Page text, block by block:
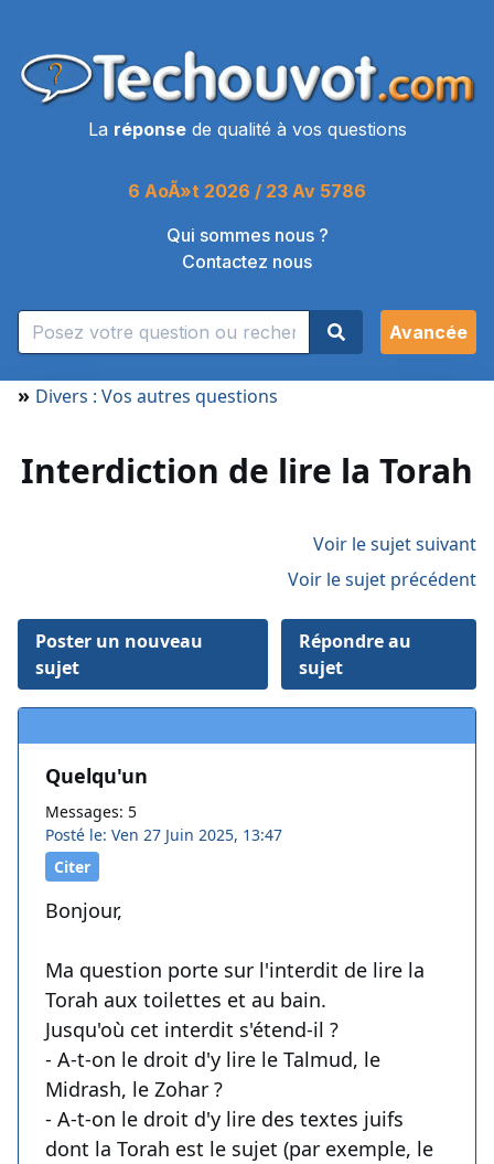
La réponsede qualité à vos questions
6 AoÃ»t 2026 / 23 Av 5786
Qui sommes nous ?
Contactez nous
Avancée
» Divers : Vos autres questions
Interdiction de lire la Torah
Voir le sujet suivant
Voir le sujet précédent
Poster un nouveau
sujet
Répondre au
sujet
Quelqu'un
Messages: 5
Posté le: Ven 27 Juin 2025, 13:47
Citer
Bonjour,
Ma question porte sur l'interdit de lire la
Torah aux toilettes et au bain.
Jusqu'où cet interdit s'étend-il ?
- A-t-on le droit d'y lire le Talmud, le
Midrash, le Zohar ?
- A-t-on le droit d'y lire des textes juifs
dont la Torah est le sujet (par exemple, le